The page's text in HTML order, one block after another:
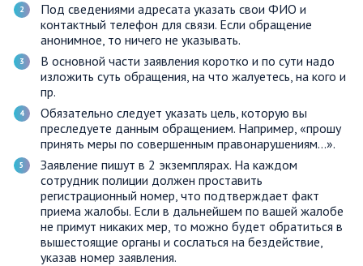
Под сведениями адресата указать свои ФИО и
контактный телефон для связи. Если обращение
анонимное, то ничего не указывать.
В основной части заявления коротко и по сути надо
изложить суть обращения, на что жалуетесь, на кого и
пр.
Обязательно следует указать цель, которую вы
преследуете данным обращением. Например, «прошу
принять меры по совершенным правонарушениям…».
Заявление пишут в 2 экземплярах. На каждом
сотрудник полиции должен проставить
регистрационный номер, что подтверждает факт
приема жалобы. Если в дальнейшем по вашей жалобе
не примут никаких мер, то можно будет обратиться в
вышестоящие органы и сослаться на бездействие,
указав номер заявления.